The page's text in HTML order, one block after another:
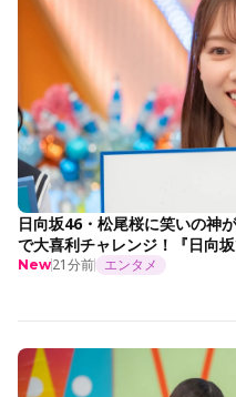
日向坂46・松尾桜に笑いの神
で大喜利チャレンジ！『日向
New21分前 エンタメ